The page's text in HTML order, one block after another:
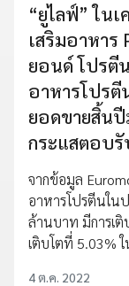
“ยูไลฟ์” ใน
เสริมอาหาร
ยอนด์ โปรตี
อาหารโปร
ยอดขายสิ้นปี
กระแสตอบรั
จากข้อมูล
อาหารโปรตีนใน
ล้านบาท มีการเ
เติบโตที่ 5.03%
4 ต.ค. 2022